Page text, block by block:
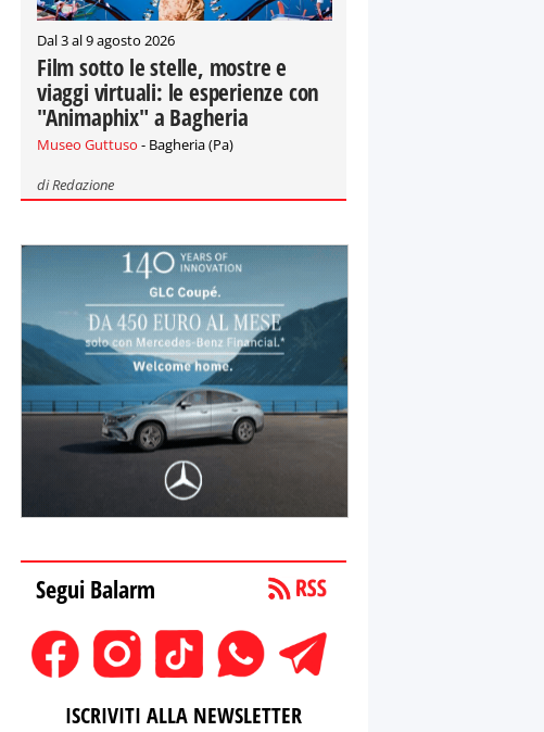
Dal 3 al 9 agosto 2026
Film sotto le stelle, mostre e
viaggi virtuali: le esperienze con
"Animaphix" a Bagheria
Museo Guttuso - Bagheria (Pa)
diRedazione
Segui Balarm
ISCRIVITI ALLA NEWSLETTER